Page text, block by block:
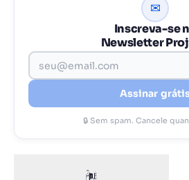
✉
Inscreva-se
Newsletter
Assinar
🔒 Sem spam. Cancele